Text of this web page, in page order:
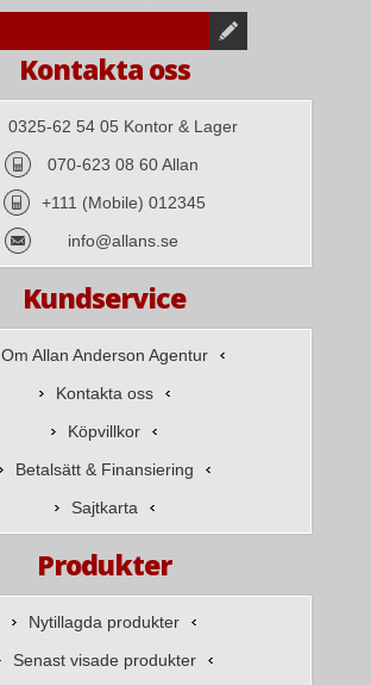
Kontakta oss
0325-62 54 05 Kontor & Lager
070-623 08 60 Allan
+111 (Mobile) 012345
info@allans.se
Kundservice
Om Allan Anderson Agentur
Kontakta oss
Köpvillkor
Betalsätt & Finansiering
Sajtkarta
Produkter
Nytillagda produkter
Senast visade produkter